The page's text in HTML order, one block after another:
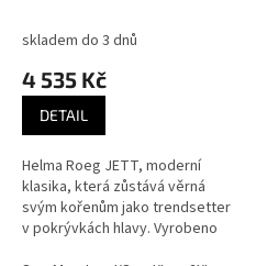
skladem do 3 dnů
4 535 Kč
DETAIL
Helma Roeg JETT, moderní
klasika, která zůstává věrná
svým kořenům jako trendsetter
v pokrývkách hlavy. Vyrobeno